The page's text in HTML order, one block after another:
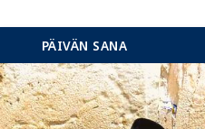
Hyppää
sisältöön
PÄIVÄN SANA